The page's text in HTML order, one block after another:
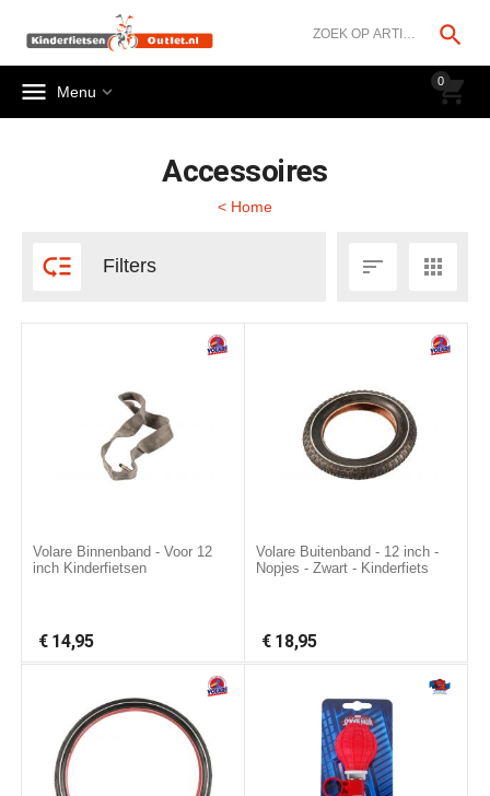

0

 Menu 
Accessoires
< Home
 Filters  
Volare Binnenband - Voor 12
inch Kinderfietsen
€ 14,95
Volare Buitenband - 12 inch -
Nopjes - Zwart - Kinderfiets
€ 18,95